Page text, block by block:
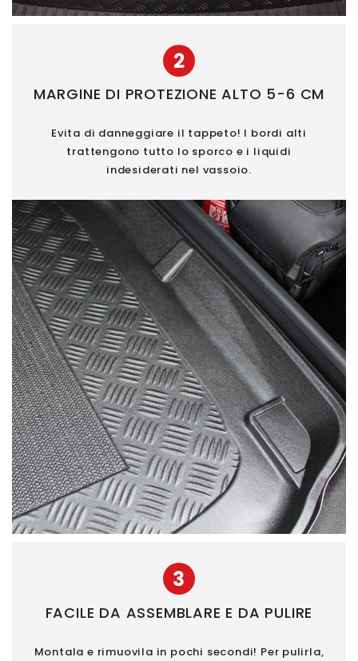
2
MARGINE DI PROTEZIONE ALTO 5-6 CM
Evita di danneggiare il tappeto! I bordi alti
trattengono tutto lo sporco e i liquidi
indesiderati nel vassoio.
3
FACILE DA ASSEMBLARE E DA PULIRE
Montala e rimuovila in pochi secondi! Per pulirla,